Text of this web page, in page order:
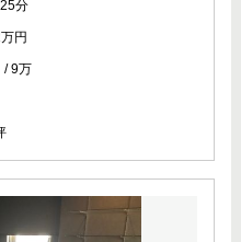
分
円
/9万